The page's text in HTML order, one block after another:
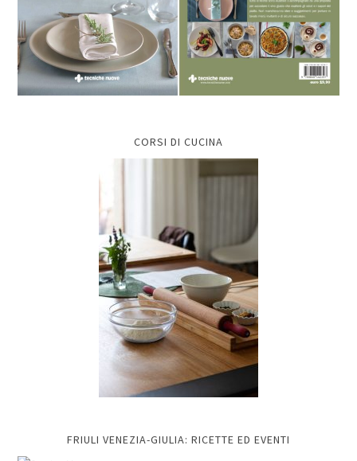
CORSI DI CUCINA
FRIULI VENEZIA-GIULIA: RICETTE ED EVENTI